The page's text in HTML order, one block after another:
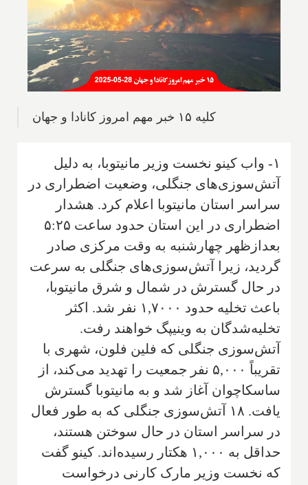
کلیه ۱۵ خبر مهم امروز کانادا و جهان
۱- واب کینو نخست وزیر مانیتوبا، به دلیل
آتش‌سوزی‌های جنگلی، وضعیت اضطراری در
سراسر استان مانیتوبا اعلام کرد. هشدار
اضطراری در این استان حدود ساعت ۵:۲۵
بعدازظهر چهارشنبه به وقت مرکزی صادر
گردید، زیرا آتش‌سوزی‌های جنگلی به سرعت
در حال گسترش در شمال و شرق مانیتوبا،
باعث تخلیه حدود ۱,۷۰۰۰ نفر شد. اکثر
تخلیه‌شدگان به وینیپگ خواهند رفت.
آتش‌سوزی جنگلی که فلین فلون، شهری با
تقریباً ۵,۰۰۰ نفر جمعیت را تهدید می‌کند، از
ساسکاچوان آغاز شد و به مانیتوبا گسترش
یافت. ۱۸ آتش‌سوزی جنگلی که به طور فعال
در سراسر استان در حال سوختن هستند،
حداقل به ۱,۰۰۰ هکتار رسیده‌اند. کینو گفت
که نخست وزیر مارک کارنی درخواست